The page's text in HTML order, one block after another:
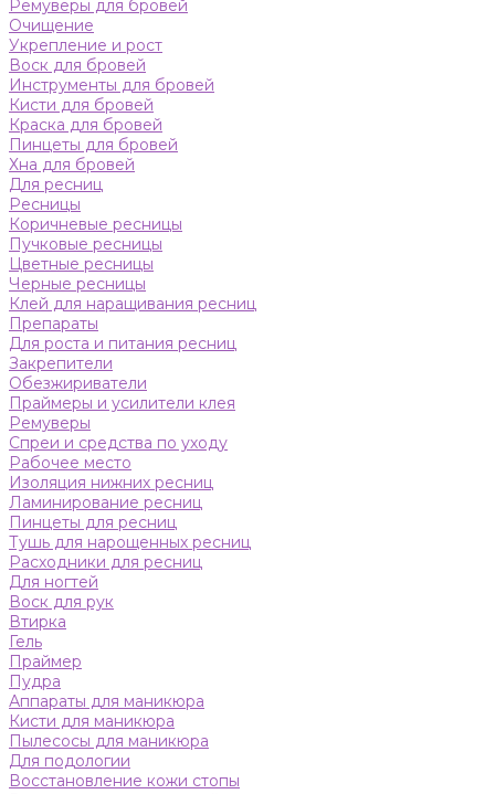
Ремуверы для бровей
Очищение
Укрепление и рост
Воск для бровей
Инструменты для бровей
Кисти для бровей
Краска для бровей
Пинцеты для бровей
Хна для бровей
Для ресниц
Ресницы
Коричневые ресницы
Пучковые ресницы
Цветные ресницы
Черные ресницы
Клей для наращивания ресниц
Препараты
Для роста и питания ресниц
Закрепители
Обезжириватели
Праймеры и усилители клея
Ремуверы
Спреи и средства по уходу
Рабочее место
Изоляция нижних ресниц
Ламинирование ресниц
Пинцеты для ресниц
Тушь для нарощенных ресниц
Расходники для ресниц
Для ногтей
Воск для рук
Втирка
Гель
Праймер
Пудра
Аппараты для маникюра
Кисти для маникюра
Пылесосы для маникюра
Для подологии
Восстановление кожи стопы